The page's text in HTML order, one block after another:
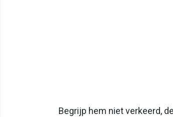
Begrijp hem niet verkeerd,